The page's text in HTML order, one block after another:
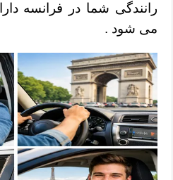
رانندگی شما در فرانسه
می شود .